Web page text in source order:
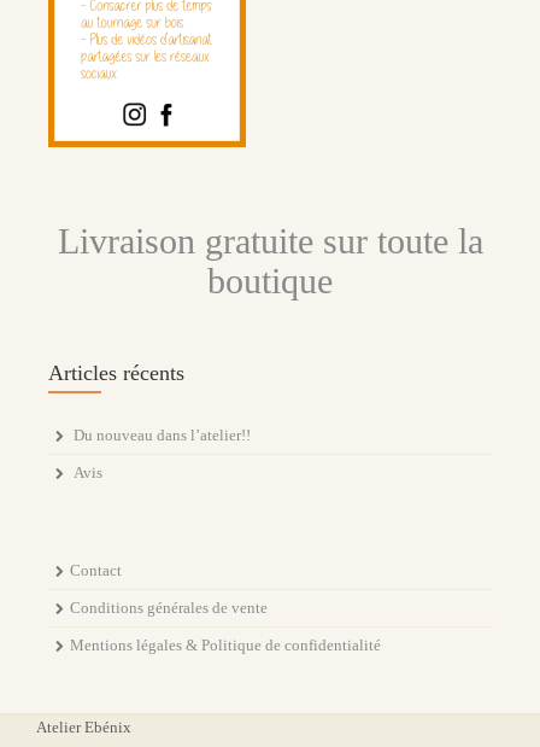
Livraison gratuite sur toute la
boutique
Articles récents
Du nouveau dans l’atelier!!
Avis
Contact
Conditions générales de vente
Mentions légales & Politique de confidentialité
Atelier Ebénix